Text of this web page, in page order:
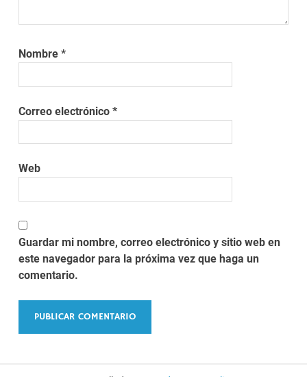
Nombre*
Correo electrónico*
Web
Guardar mi nombre, correo electrónico y sitio web en
este navegador para la próxima vez que haga un
comentario.